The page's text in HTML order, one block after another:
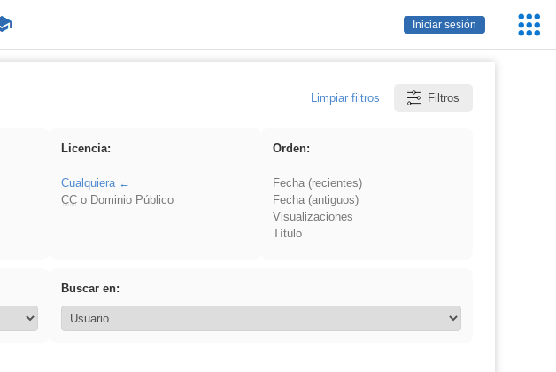
Iniciar sesión
Limpiar filtros Filtros
Licencia:
Cualquiera
CCo Dominio Público
Orden:
Fecha (recientes)
Fecha (antiguos)
Visualizaciones
Título
Buscar en: